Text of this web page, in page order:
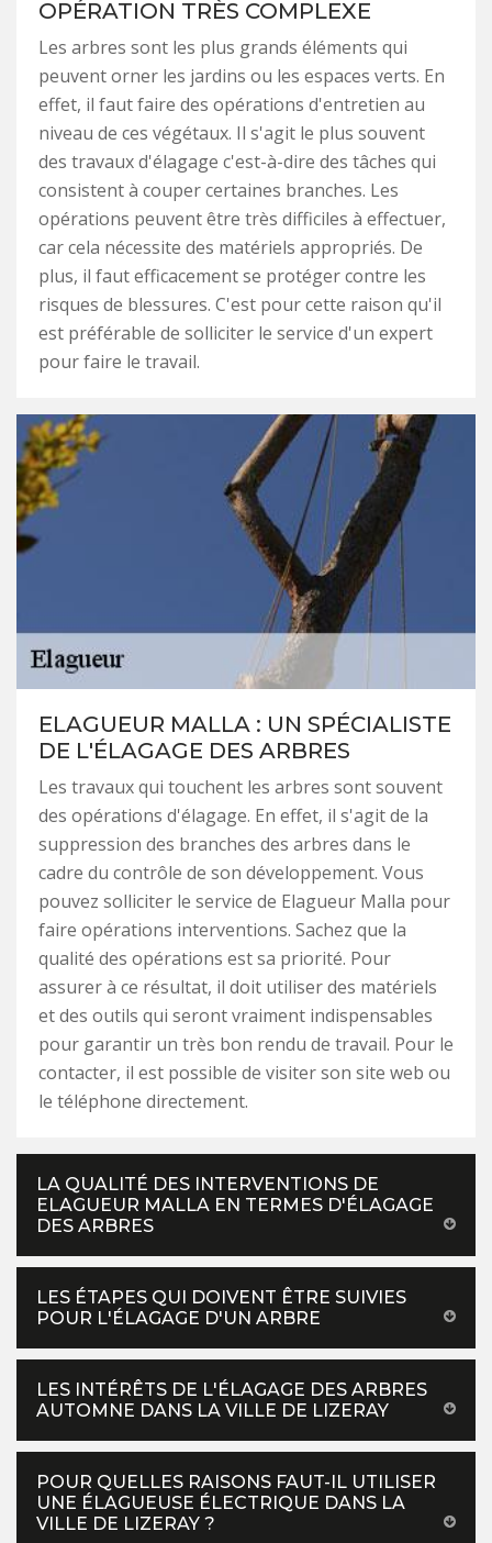
OPÉRATION TRÈS COMPLEXE
Les arbres sont les plus grands éléments qui
peuvent orner les jardins ou les espaces verts. En
effet, il faut faire des opérations d'entretien au
niveau de ces végétaux. Il s'agit le plus souvent
des travaux d'élagage c'est-à-dire des tâches qui
consistent à couper certaines branches. Les
opérations peuvent être très difficiles à effectuer,
car cela nécessite des matériels appropriés. De
plus, il faut efficacement se protéger contre les
risques de blessures. C'est pour cette raison qu'il
est préférable de solliciter le service d'un expert
pour faire le travail.
ELAGUEUR MALLA : UN SPÉCIALISTE
DE L'ÉLAGAGE DES ARBRES
Les travaux qui touchent les arbres sont souvent
des opérations d'élagage. En effet, il s'agit de la
suppression des branches des arbres dans le
cadre du contrôle de son développement. Vous
pouvez solliciter le service de Elagueur Malla pour
faire opérations interventions. Sachez que la
qualité des opérations est sa priorité. Pour
assurer à ce résultat, il doit utiliser des matériels
et des outils qui seront vraiment indispensables
pour garantir un très bon rendu de travail. Pour le
contacter, il est possible de visiter son site web ou
le téléphone directement.
LA QUALITÉ DES INTERVENTIONS DE
ELAGUEUR MALLA EN TERMES D'ÉLAGAGE
DES ARBRES
LES ÉTAPES QUI DOIVENT ÊTRE SUIVIES
POUR L'ÉLAGAGE D'UN ARBRE
LES INTÉRÊTS DE L'ÉLAGAGE DES ARBRES
AUTOMNE DANS LA VILLE DE LIZERAY
POUR QUELLES RAISONS FAUT-IL UTILISER
UNE ÉLAGUEUSE ÉLECTRIQUE DANS LA
VILLE DE LIZERAY ?